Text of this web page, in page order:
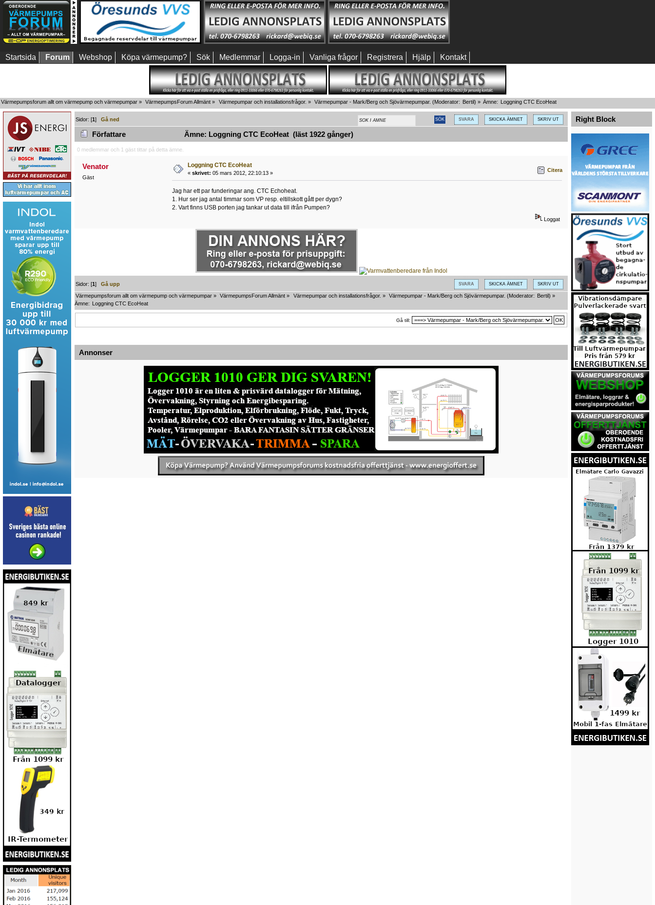
Startsida Forum Webshop Köpa värmepump? Sök Medlemmar Logga-in Vanliga frågor Registrera Hjälp Kontakt
Värmepumpsforum allt om värmepump och värmepumpar » VärmepumpsForum Allmänt » Värmepumpar och installationsfrågor. » Värmepumpar - Mark/Berg och Sjövärmepumpar. (Moderator: Bertil) » Ämne: Loggning CTC EcoHeat
SVARA SKICKA ÄMNET SKRIV UT
Sidor: [1]Gå ned
Författare Ämne: Loggning CTC EcoHeat (läst 1922 gånger)
0 medlemmar och 1 gäst tittar på detta ämne.
Venator
Gäst
Loggning CTC EcoHeat
« skrivet: 05 mars 2012, 22:10:13 » Citera
Jag har ett par funderingar ang. CTC Echoheat.
1. Hur ser jag antal timmar som VP resp. eltillskott gått per dygn?
2. Vart finns USB porten jag tankar ut data till ifrån Pumpen?
Loggat
SVARA SKICKA ÄMNET SKRIV UT
Sidor: [1]Gå upp
Värmepumpsforum allt om värmepump och värmepumpar » VärmepumpsForum Allmänt » Värmepumpar och installationsfrågor. » Värmepumpar - Mark/Berg och Sjövärmepumpar. (Moderator: Bertil) »
Ämne: Loggning CTC EcoHeat
Gå till:
Annonser
Right Block